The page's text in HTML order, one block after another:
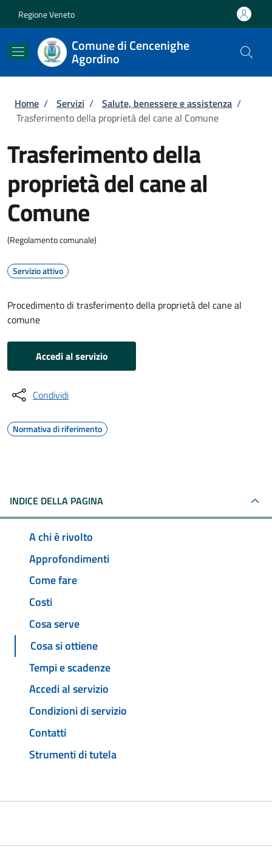
Regione Veneto
Comune di Cencenighe
Agordino
Briciole di pane
Home / Servizi / Salute, benessere e assistenza /
Trasferimento della proprietà del cane al Comune
Trasferimento della
proprietà del cane al
Comune
(Regolamento comunale)
Servizio attivo
Procedimento di trasferimento della proprietà del cane al
comune
Accedi al servizio
Condividi
Normativa di riferimento
INDICE DELLA PAGINA
A chi è rivolto
Approfondimenti
Come fare
Costi
Cosa serve
Cosa si ottiene
Tempi e scadenze
Accedi al servizio
Condizioni di servizio
Contatti
Strumenti di tutela